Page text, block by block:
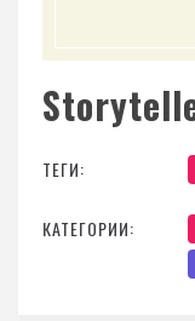
ТЕГИ:
КАТЕГОРИИ: